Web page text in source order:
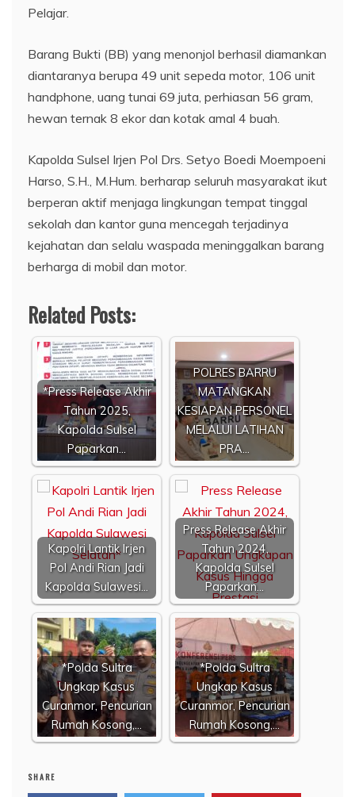
Pelajar.
Barang Bukti (BB) yang menonjol berhasil diamankan
diantaranya berupa 49 unit sepeda motor, 106 unit
handphone, uang tunai 69 juta, perhiasan 56 gram,
hewan ternak 8 ekor dan kotak amal 4 buah.
Kapolda Sulsel Irjen Pol Drs. Setyo Boedi Moempoeni
Harso, S.H., M.Hum. berharap seluruh masyarakat ikut
berperan aktif menjaga lingkungan tempat tinggal
sekolah dan kantor guna mencegah terjadinya
kejahatan dan selalu waspada meninggalkan barang
berharga di mobil dan motor.
Related Posts:
*Press Release Akhir
Tahun 2025,
Kapolda Sulsel
Paparkan…
POLRES BARRU
MATANGKAN
KESIAPAN PERSONEL
MELALUI LATIHAN
PRA…
Kapolri Lantik Irjen
Pol Andi Rian Jadi
Kapolda Sulawesi…
Press Release Akhir
Tahun 2024,
Kapolda Sulsel
Paparkan…
*Polda Sultra
Ungkap Kasus
Curanmor, Pencurian
Rumah Kosong,…
*Polda Sultra
Ungkap Kasus
Curanmor, Pencurian
Rumah Kosong,…
SHARE